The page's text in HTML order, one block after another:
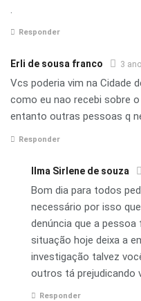
.
Responder
Erli de sousa franco 3
Vcs poderia vim na Cidade
como eu nao recebi sobre
entanto outras pessoas q
Responder
Ilma Sirlene de souza
Bom dia para todos
necessário por isso
denúncia que a
situação hoje deixa a
investigação talvez
outros tá prejudicando
Responder